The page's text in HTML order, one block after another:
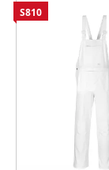
S810